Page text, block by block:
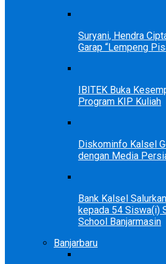
Suryani, Hendra
Garap “Lempeng
IBITEK Buka
Program KIP Kuliah
Diskominfo Kalsel
dengan Media
Bank Kalsel
kepada 54 Siswa(i)
School Banjarmasin
Banjarbaru